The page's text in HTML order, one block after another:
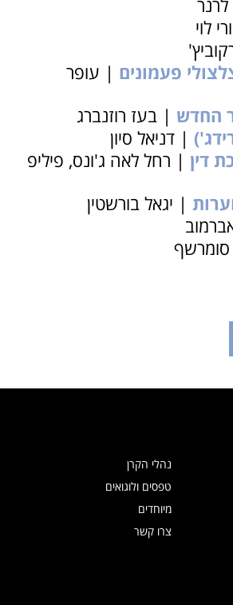
לוי
פעמונים | עופר
החדש | בעז רוזנברג
| דניאל סיון
דין | רחל לאה ג'ונס, פיליפ
| יגאל בורשטין
נהלי הקרן
טפסים ולוגואים
מיוחדים
צרו קשר